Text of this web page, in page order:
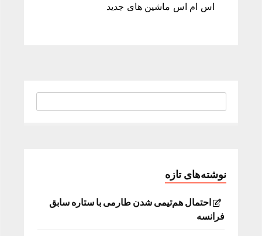
اس ام اس ماشین های جدید
نوشته‌های تازه
احتمال هم‌تیمی شدن طارمی با ستاره سابق
فرانسه